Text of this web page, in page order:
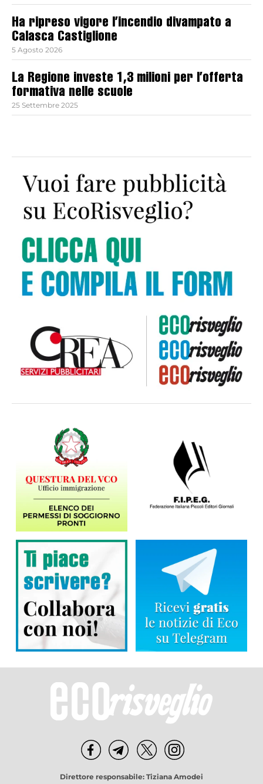
Ha ripreso vigore l’incendio divampato a
Calasca Castiglione
5 Agosto 2026
La Regione investe 1,3 milioni per l’offerta
formativa nelle scuole
25 Settembre 2025
Direttore responsabile: Tiziana Amodei